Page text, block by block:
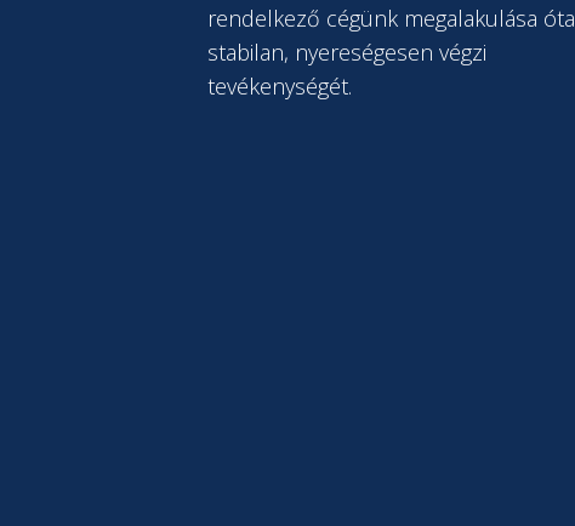
rendelkező cégünk megalakulása óta
stabilan, nyereségesen végzi
tevékenységét.